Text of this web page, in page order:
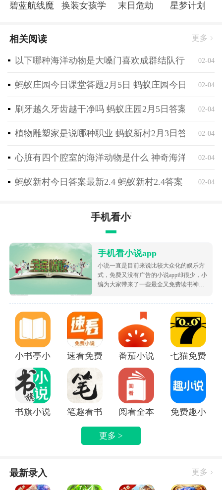
碧蓝航线魔改r18全套补丁破解版
换装女孩学校 末日危劫 星梦计划
相关阅读 更多
以下哪种海洋动物是大嗓门喜欢成群结队行动 神奇
02-04
蚂蚁庄园今日课堂答题2月5日 蚂蚁庄园今日课堂答
02-04
刷牙越久牙齿越干净吗 蚂蚁庄园2月5日答案最新02-04
植物雕塑家是说哪种职业 蚂蚁新村2月3日答案最新
02-04
心脏有四个腔室的海洋动物是什么 神奇海洋2月4日
02-04
蚂蚁新村今日答案最新2.4 蚂蚁新村2.4答案 02-04
手机看小说app
手机看小说app
小说一直是目前来说比较大众化的娱乐方
式，免费又没有广告的小说app却很少，小
编为大家带来了一些最全又免费读书神
小说资源，都很根据市场受欢迎的热度为
大家排序的哦，致力于带给大家好用的追
书软件！
小书亭小说 速看免费小说app番茄小说免费版下载安装
七猫免费阅
书旗小说APP笔趣看书小说app阅看全本免费小说APP
免费趣小说
更多 >
最新录入 更多